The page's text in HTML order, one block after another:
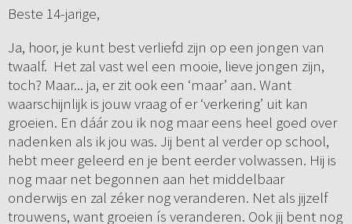
Beste 14-jarige,
Ja, hoor, je kunt best verliefd zijn op een jongen van
twaalf. Het zal vast wel een mooie, lieve jongen zijn,
toch? Maar... ja, er zit ook een ‘maar’ aan. Want
waarschijnlijk is jouw vraag of er ‘verkering’ uit kan
groeien. En dáár zou ik nog maar eens heel goed over
nadenken als ik jou was. Jij bent al verder op school,
hebt meer geleerd en je bent eerder volwassen. Hij is
nog maar net begonnen aan het middelbaar
onderwijs en zal zéker nog veranderen. Net als jijzelf
trouwens, want groeien ís veranderen. Ook jij bent nog